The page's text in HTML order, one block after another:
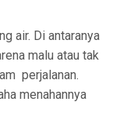
air. Di antaranya
malu atau tak
perjalanan.
menahannya